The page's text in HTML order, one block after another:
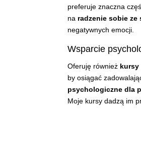
preferuje znaczna
na radzenie sobie ze
negatywnych emocji.
Wsparcie
Oferuję również kursy
by osiągać
psychologiczne dla
Moje kursy dadzą im